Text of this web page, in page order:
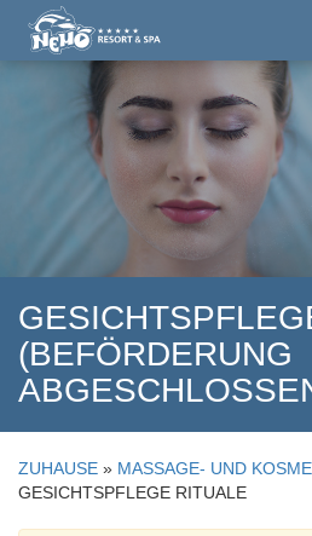
(BEFÖRDERUNG
ZUHAUSE » MASSAGE- UND
GESICHTSPFLEGE RITUALE